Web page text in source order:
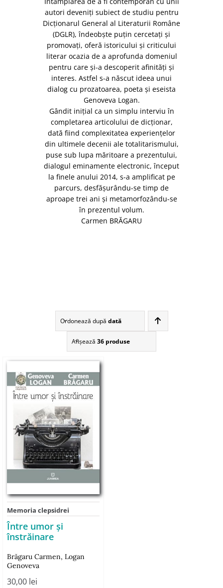
autori deveniți subiect de studiu pentru
Dicționarul General al Literaturii Române
(DGLR), îndeobște puțin cercetați și
promovați, oferă istoricului și criticului
literar ocazia de a aprofunda domeniul
pentru care și-a descoperit afinități și
interes. Astfel s-a născut ideea unui
dialog cu prozatoarea, poeta și eseista
Genoveva Logan.
Gândit inițial ca un simplu interviu în
completarea arti­co­lului de dicționar,
dată fiind comple­xi­tatea experien­țelor
din ultimele decenii ale totalitarismului,
puse sub lupa mări­toare a prezentului,
dialogul eminamente electronic, început
la finele anului 2014, s-a amplificat pe
parcurs, desfășurându-se timp de
aproape trei ani și meta­mor­fo­zându-se
în prezentul volum.
Carmen BRĂGARU
Ordonează după dată
Afişează 36 produse
Memoria clepsidrei
Între umor și
înstrăinare
Brăgaru Carmen,Logan
Genoveva
30,00 lei